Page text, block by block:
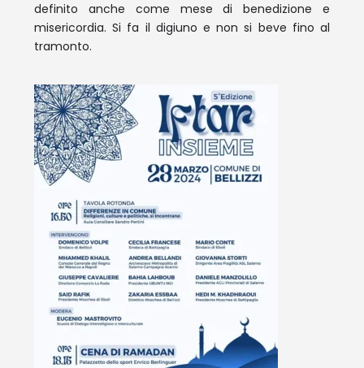
definito anche come mese di benedizione e
misericordia. Si fa il digiuno e non si beve fino al
tramonto.